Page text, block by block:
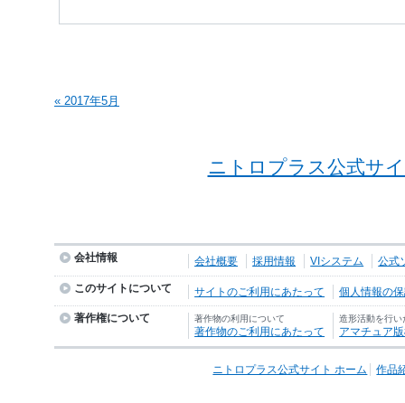
« 2017年5月
ニトロプラス公式サ
会社情報 会社概要 採用情報 VIシステム 公式
このサイトについて サイトのご利用にあたって 個人情報の
著作権について 著作物の利用について
著作物のご利用にあたって
造形活動を行い
アマチュア
ニトロプラス公式サイト ホーム 作品